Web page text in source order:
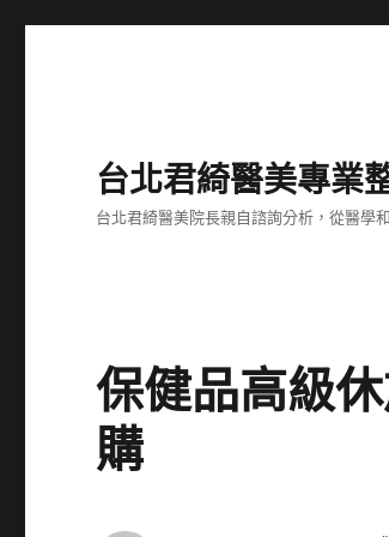
台北君綺醫美專業
台北君綺醫美院長親自諮詢分析，從醫學
保健品高級
購